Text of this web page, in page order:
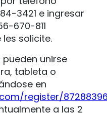
3421 e ingresar
670-811
solicite.
unirse
tableta o
en
register/
a las 2